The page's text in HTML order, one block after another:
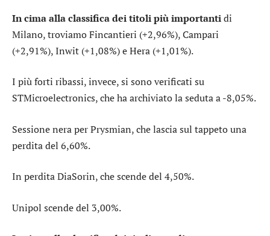
In cima alla classifica dei titoli più importantidi
Milano, troviamoFincantieri (+2,96%),Campari
(+2,91%),Inwit (+1,08%) eHera (+1,01%).
I più forti ribassi, invece, si sono verificati su
STMicroelectronics, che ha archiviato la seduta a -8,05%.
Sessione nera perPrysmian, che lascia sul tappeto una
perdita del 6,60%.
In perditaDiaSorin, che scende del 4,50%.
Unipol scende del 3,00%.